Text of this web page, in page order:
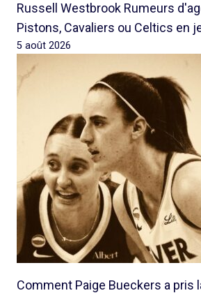
Russell Westbrook Rumeurs
Pistons, Cavaliers ou Celtics en
5 août 2026
Comment Paige Bueckers a pris